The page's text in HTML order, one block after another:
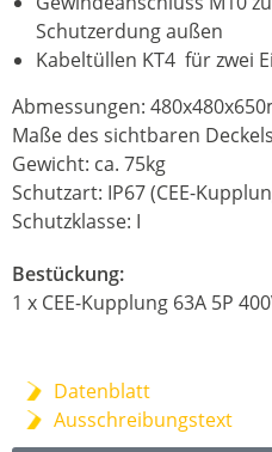
Schutzerdung außen
Kabeltüllen KT4 für zwei
Abmessungen:
Maße des sichtbaren
Gewicht: ca. 75kg
Schutzart: IP67 (CEE-
Schutzklasse: I
Bestückung:
1 x CEE-Kupplung 63A 5P
Datenblatt
Ausschreibungstext